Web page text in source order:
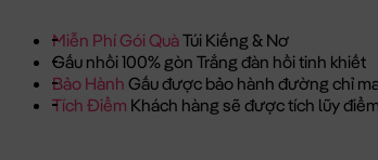
Miễn Phí Gói QuàTúi Kiếng & Nơ
Gấu nhồi 100% gòn Trắng đàn hồi tinh khiết
Bảo Hành Gấu được bảo hành đường chỉ
Tích Điểm Khách hàng sẽ được tích lũy